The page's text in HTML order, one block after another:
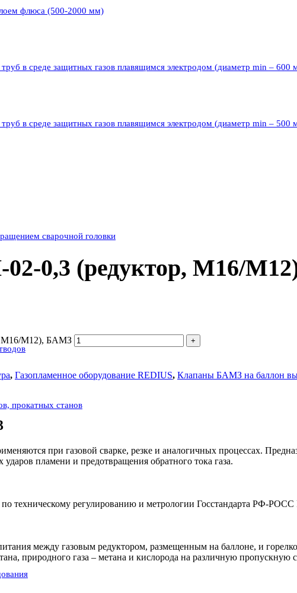
флюса (500-2000 мм)
труб в среде защитных газов плавящимся электродом (диаметр min – 600
труб в среде защитных газов плавящимся электродом (диаметр min – 500
сварочной головки
прокатных станов
0,3 (редуктор, М16/
М16/М12), БАМЗ
, Газопламенное оборудование REDIUS, Клапаны БАМЗ на баллон
при газовой сварке, резке и аналогичных процессах.
пламени и предотвращения обратного тока газа.
по техническому регулированию и метрологии Госстандарта РФ-
между газовым редуктором, размещенным на баллоне, и
природного газа – метана и кислорода на различную пропускную